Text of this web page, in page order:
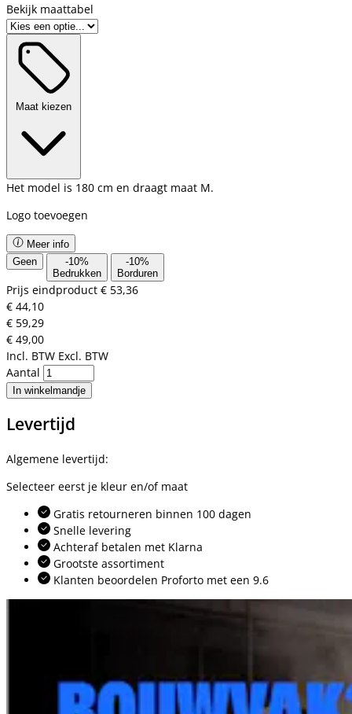
Bekijk maattabel
Maat kiezen
Het model is 180 cm en draagt maat M.
Logo toevoegen
Meer info
Geen
-10%
Bedrukken
-10%
Borduren
Prijs eindproduct € 53,36
€ 44,10
€ 59,29
€ 49,00
Incl. BTW Excl. BTW
Aantal
In winkelmandje
Levertijd
Algemene levertijd:
Selecteer eerst je kleur en/of maat
Gratis retourneren binnen 100 dagen
Snelle levering
Achteraf betalen met Klarna
Grootste assortiment
Klanten beoordelen Proforto met een 9.6